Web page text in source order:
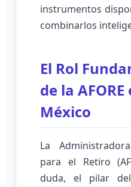
instrumentos
combinarlos
El Rol
de la AFORE
México
La
para el Retiro
duda, el pilar